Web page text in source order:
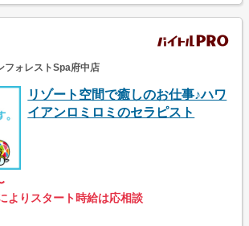
フォレストSpa府中店
リゾート空間で癒しのお仕事♪ハワ
イアンロミロミのセラピスト
よりスタート時給は応相談